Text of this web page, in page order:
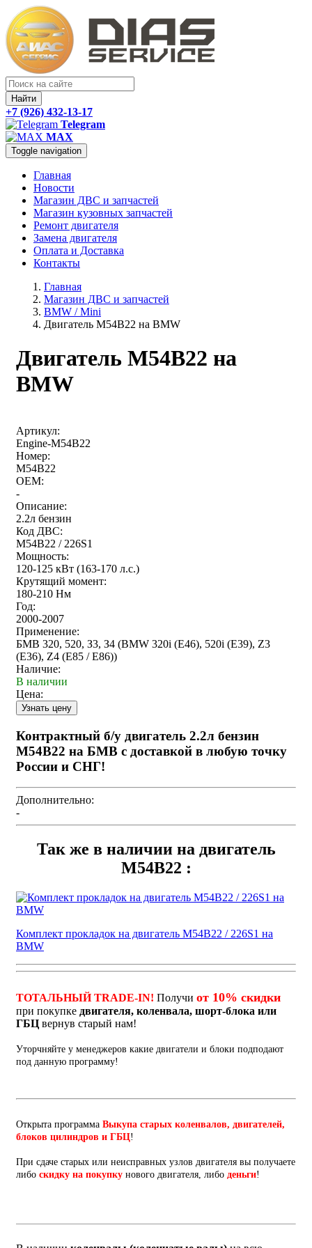
Найти
+7 (926) 432-13-17
Telegram
MAX
Toggle navigation
Главная
Новости
Магазин ДВС и запчастей
Магазин кузовных запчастей
Ремонт двигателя
Замена двигателя
Оплата и Доставка
Контакты
Главная
Магазин ДВС и запчастей
BMW / Mini
Двигатель M54B22 на BMW
Двигатель M54B22 на
BMW
Артикул:
Engine-M54B22
Номер:
M54B22
OEM:
-
Описание:
2.2л бензин
Код ДВС:
M54B22 / 226S1
Мощность:
120-125 кВт (163-170 л.с.)
Крутящий момент:
180-210 Нм
Год:
2000-2007
Применение:
БМВ 320, 520, З3, З4 (BMW 320i (E46), 520i (E39), Z3
(E36), Z4 (E85 / E86))
Наличие:
В наличии
Цена:
Контрактный б/у двигатель 2.2л бензин
M54B22 на БМВ с доставкой в любую точку
России и СНГ!
Дополнительно:
-
Так же в наличии на двигатель
M54B22 :
Комплект прокладок на двигатель M54B22 / 226S1 на
BMW
ТОТАЛЬНЫЙ TRADE-IN! Получи от 10% скидки
при покупке двигателя, коленвала, шорт-блока или
ГБЦ вернув старый нам!
Уторчняйте у менеджеров какие двигатели и блоки подподают
под данную программу!
Открыта программа Выкупа старых коленвалов, двигателей,
блоков цилиндров и ГБЦ!
При сдаче старых или неисправных узлов двигателя вы получаете
либо скидку на покупку нового двигателя, либо деньги!